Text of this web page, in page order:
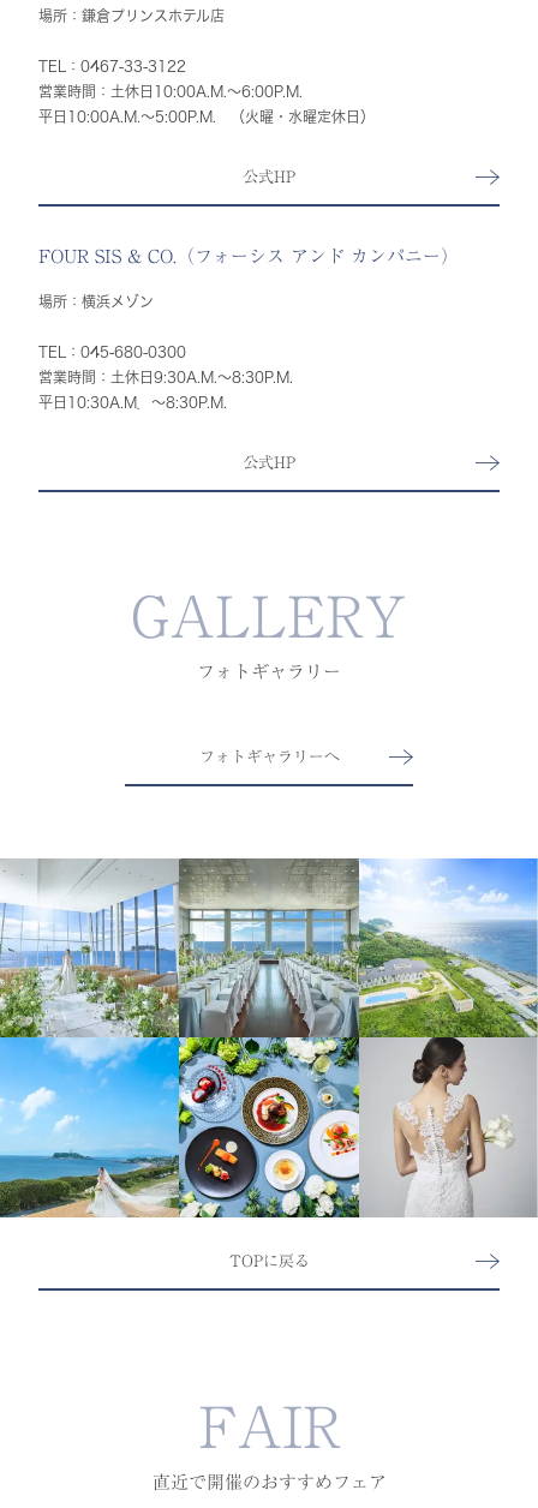
場所：鎌倉プリンスホテル店
TEL：0467-33-3122
営業時間：土休日10:00A.M.～6:00P.M.
平日10:00A.M.～5:00P.M. （火曜・水曜定休日）
公式HP
FOUR SIS & CO.（フォーシス アンド カンパニー）
場所：横浜メゾン
TEL：045-680-0300
営業時間：土休日9:30A.M.〜8:30P.M.
平日10:30A.M．〜8:30P.M.
公式HP
GALLERY
フォトギャラリー
フォトギャラリーへ
TOPに戻る
FAIR
直近で開催のおすすめフェア